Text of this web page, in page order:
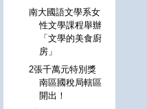
南大國語文學系女
性文學課程舉辦
「文學的美食廚
房」
2張千萬元特別獎
南區國稅局轄區
開出！